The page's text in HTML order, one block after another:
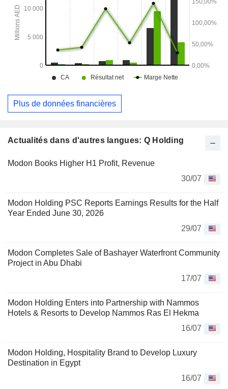
Actualités dans d'autres langues: Q Holding
Modon Books Higher H1 Profit, Revenue
30/07
Modon Holding PSC Reports Earnings Results for the Half
Year Ended June 30, 2026
29/07
Modon Completes Sale of Bashayer Waterfront Community
Project in Abu Dhabi
17/07
Modon Holding Enters into Partnership with Nammos
Hotels & Resorts to Develop Nammos Ras El Hekma
16/07
Modon Holding, Hospitality Brand to Develop Luxury
Destination in Egypt
16/07
Plus de données financières